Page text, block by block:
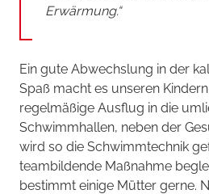
Erwärmung.“
Ein gute Abwechslung in der
Spaß macht es unseren
regelmäßige Ausflug in die
Schwimmhallen, neben der
wird so die Schwimmtechnik
teambildende Maßnahme
bestimmt einige Mütter gerne.